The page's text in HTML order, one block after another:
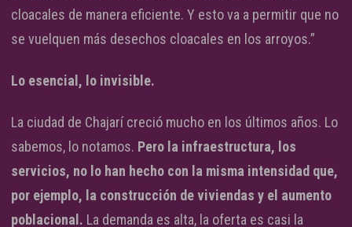
cloacales de manera eficiente. Y esto va a permitir que no
se vuelquen más desechos cloacales en los arroyos.”
Lo esencial, lo invisible.
La ciudad de Chajarí creció mucho en los últimos años. Lo
sabemos, lo notamos. Pero la infraestructura, los
servicios, no lo han hecho con la misma intensidad que,
por ejemplo, la construcción de viviendas y el aumento
poblacional. La demanda es alta, la oferta es casi la